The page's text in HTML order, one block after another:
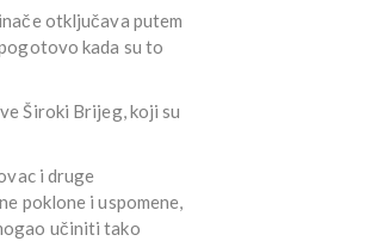
otključava putem
kada su to
Široki Brijeg, koji su
i druge
poklone i uspomene,
učiniti tako